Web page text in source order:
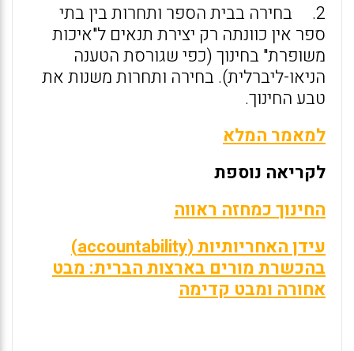
2. בחירה בבית הספר ותחרות בין בתי
ספר אין כוונתה רק יצירת תנאים ל"איכות
משופרת" בחינוך (כפי שגורסת הטענה
הניאו-ליברלית). בחירה ותחרות משנות את
טבע החינוך.
למאמר המלא
לקריאה נוספת
החינוך כמחזה ראווה
עידן האחריותיות (accountability)
בהכשרת מורים בארצות הברית: מבט
אחורה ומבט קדימה